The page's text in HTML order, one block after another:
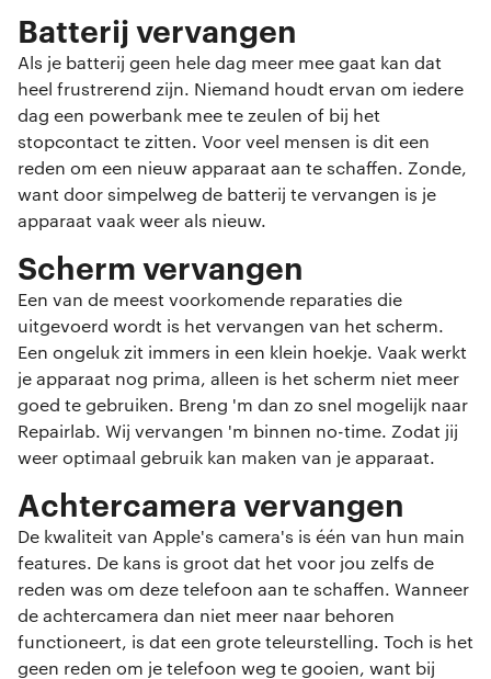
Batterij vervangen
Als je batterij geen hele dag meer mee gaat kan dat
heel frustrerend zijn. Niemand houdt ervan om iedere
dag een powerbank mee te zeulen of bij het
stopcontact te zitten. Voor veel mensen is dit een
reden om een nieuw apparaat aan te schaffen. Zonde,
want door simpelweg de batterij te vervangen is je
apparaat vaak weer als nieuw.
Scherm vervangen
Een van de meest voorkomende reparaties die
uitgevoerd wordt is het vervangen van het scherm.
Een ongeluk zit immers in een klein hoekje. Vaak werkt
je apparaat nog prima, alleen is het scherm niet meer
goed te gebruiken. Breng 'm dan zo snel mogelijk naar
Repairlab. Wij vervangen 'm binnen no-time. Zodat jij
weer optimaal gebruik kan maken van je apparaat.
Achtercamera vervangen
De kwaliteit van Apple's camera's is één van hun main
features. De kans is groot dat het voor jou zelfs de
reden was om deze telefoon aan te schaffen. Wanneer
de achtercamera dan niet meer naar behoren
functioneert, is dat een grote teleurstelling. Toch is het
geen reden om je telefoon weg te gooien, want bij